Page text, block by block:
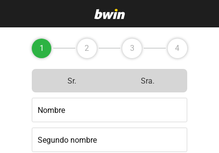
1 2 3 4
Sr. Sra.
Nombre
Segundo nombre